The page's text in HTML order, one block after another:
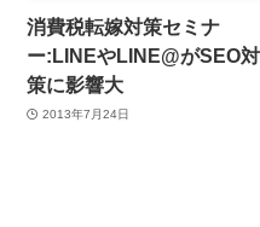
消費税転嫁対策セミナ
ー:LINEやLINE@がSEO対
策に影響大
2013年7月24日